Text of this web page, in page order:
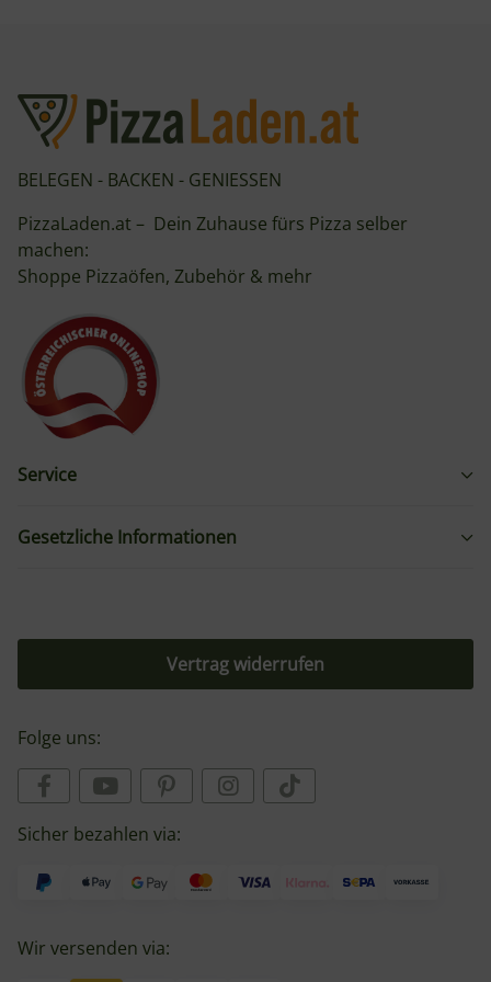
BELEGEN - BACKEN - GENIESSEN
PizzaLaden.at – Dein Zuhause fürs Pizza selber
machen:
Shoppe Pizzaöfen, Zubehör & mehr
Service
Gesetzliche Informationen
Vertrag widerrufen
Folge uns:
Sicher bezahlen via:
Wir versenden via: